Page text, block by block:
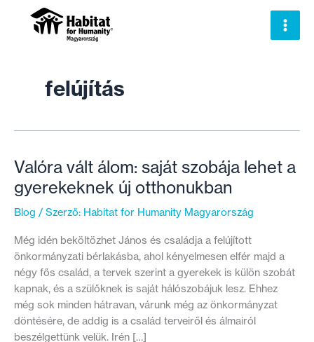
felújítás
Valóra vált álom: saját szobája lehet a
gyerekeknek új otthonukban
Blog / Szerző: Habitat for Humanity Magyarország
Még idén beköltözhet János és családja a felújított
önkormányzati bérlakásba, ahol kényelmesen elfér majd a
négy fős család, a tervek szerint a gyerekek is külön szobát
kapnak, és a szülőknek is saját hálószobájuk lesz. Ehhez
még sok minden hátravan, várunk még az önkormányzat
döntésére, de addig is a család terveiről és álmairól
beszélgettünk velük. Irén […]